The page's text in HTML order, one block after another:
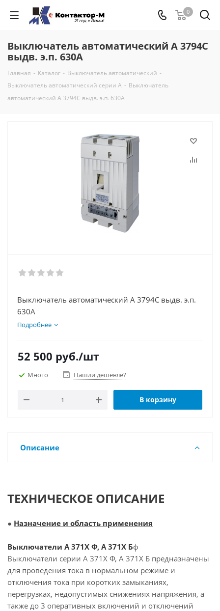
0
Выключатель автоматический А 3794С
выдв. э.п. 630А
Главная - Каталог - Выключатель автоматический -
Выключатель автоматический серии А - Выключатель
автоматический А 3794С выдв. э.п. 630А
Выключатель автоматический А 3794С выдв. э.п.
630А
Подробнее
52 500 руб./шт
Много Нашли дешевле?
В корзину
Описание
ТЕХНИЧЕСКОЕ ОПИСАНИЕ
● Назначение и область применения
Выключатели А 371Х Ф, А 371Х Бф
Выключатели серии А 371Х Ф, А 371Х Б предназначены
для проведения тока в нормальном режиме и
отключения тока при коротких замыканиях,
перегрузках, недопустимых снижениях напряжения, а
также до 3 оперативных включений и отключений